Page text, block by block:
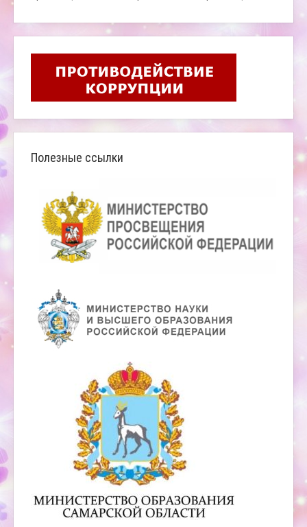
Полезные ссылки